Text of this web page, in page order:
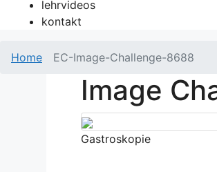
lehrvideos
kontakt
Home EC-Image-Challenge-8688
Image
Gastroskopie